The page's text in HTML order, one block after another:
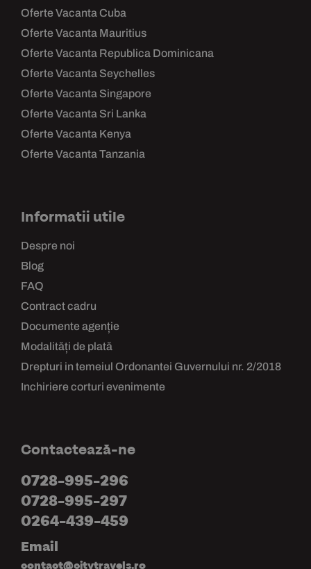
Oferte Vacanta Cuba
Oferte Vacanta Mauritius
Oferte Vacanta Republica Dominicana
Oferte Vacanta Seychelles
Oferte Vacanta Singapore
Oferte Vacanta Sri Lanka
Oferte Vacanta Kenya
Oferte Vacanta Tanzania
Informatii utile
Despre noi
Blog
FAQ
Contract cadru
Documente agenție
Modalități de plată
Drepturi in temeiul Ordonantei Guvernului nr. 2/2018
Inchiriere corturi evenimente
Contactează-ne
0728-995-296
0728-995-297
0264-439-459
Email
contact@citytravels.ro